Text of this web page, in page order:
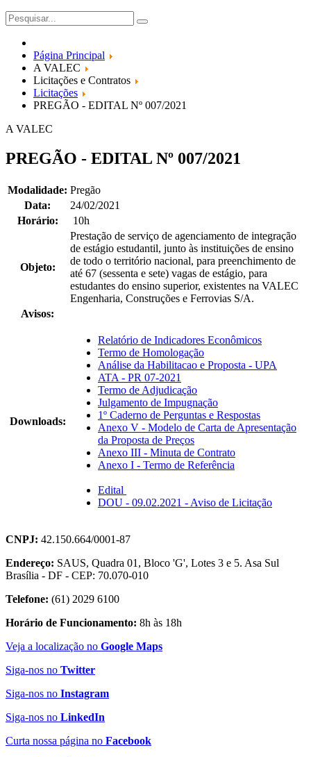
Página Principal
A VALEC
Licitações e Contratos
Licitações
PREGÃO - EDITAL Nº 007/2021
A VALEC
PREGÃO - EDITAL Nº 007/2021
Modalidade: Pregão
Data:
24/02/2021
Horário:
10h
Objeto:
Prestação de serviço de agenciamento de integração
de estágio estudantil, junto às instituições de ensino
de todo o território nacional, para preenchimento de
até 67 (sessenta e sete) vagas de estágio, para
estudantes do ensino superior, existentes na VALEC
Engenharia, Construções e Ferrovias S/A.
Avisos:
Downloads:
Relatório de Indicadores Econômicos
Termo de Homologação
Análise da Habilitacao e Proposta - UPA
ATA - PR 07-2021
Termo de Adjudicação
Julgamento de Impugnação
1º Caderno de Perguntas e Respostas
Anexo V - Modelo de Carta de Apresentação
da Proposta de Preços
Anexo III - Minuta de Contrato
Anexo I - Termo de Referência
Edital
DOU - 09.02.2021 - Aviso de Licitação
CNPJ: 42.150.664/0001-87
Endereço: SAUS, Quadra 01, Bloco 'G', Lotes 3 e 5. Asa Sul
Brasília - DF - CEP: 70.070-010
Telefone: (61) 2029 6100
Horário de Funcionamento: 8h às 18h
Veja a localização no Google Maps
Siga-nos no Twitter
Siga-nos no Instagram
Siga-nos no LinkedIn
Curta nossa página no Facebook